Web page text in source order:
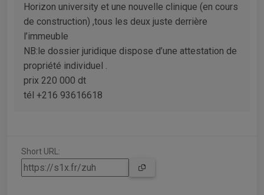
Horizon university et une nouvelle clinique (en cours
de construction) ,tous les deux juste derrière
l’immeuble
NB:le dossier juridique dispose d’une attestation de
propriété individuel .
prix 220 000 dt
tél +216 93616618
Short URL: